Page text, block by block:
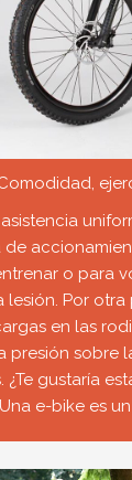
asistencia
de
o para
lesión. Por
en las
presión sobre
¿Te gustaría
e-bike es